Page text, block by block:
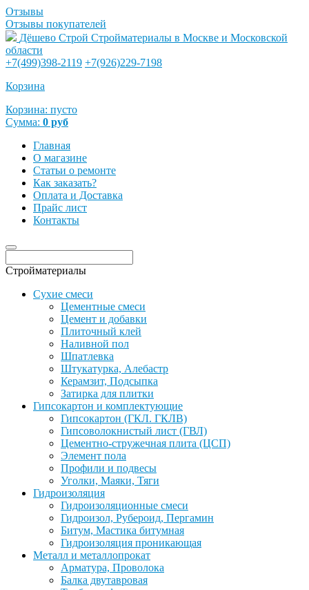
Отзывы
Отзывы покупателей
Дёшево Строй Стройматериалы в Москве и Московской
области
+7(499)398-2119 +7(926)229-7198
Корзина
Корзина: пусто
Сумма: 0 руб
Главная
О магазине
Статьи о ремонте
Как заказать?
Оплата и Доставка
Прайс лист
Контакты
Стройматериалы
Сухие смеси
Цементные смеси
Цемент и добавки
Плиточный клей
Наливной пол
Шпатлевка
Штукатурка, Алебастр
Керамзит, Подсыпка
Затирка для плитки
Гипсокартон и комплектующие
Гипсокартон (ГКЛ. ГКЛВ)
Гипсоволокнистый лист (ГВЛ)
Цементно-стружечная плита (ЦСП)
Элемент пола
Профили и подвесы
Уголки, Маяки, Тяги
Гидроизоляция
Гидроизоляционные смеси
Гидроизол, Рубероид, Пергамин
Битум, Мастика битумная
Гидроизоляция проникающая
Металл и металлопрокат
Арматура, Проволока
Балка двутавровая